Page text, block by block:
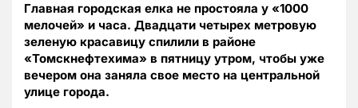
Главная городская елка не простояла у «1000
мелочей» и часа. Двадцати четырех метровую
зеленую красавицу спилили в районе
«Томскнефтехима» в пятницу утром, чтобы уже
вечером она заняла свое место на центральной
улице города.